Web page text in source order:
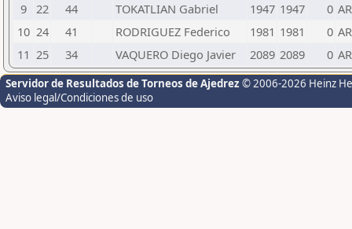
9 22 44 TOKATLIAN Gabriel 1947 1947 0
10 24 41 RODRIGUEZ Federico 1981 1981 0
11 25 34 VAQUERO Diego Javier 2089 2089 0
Servidor de Resultados de Torneos de Ajedrez © 2006-2026 Heinz
Aviso legal/Condiciones de uso